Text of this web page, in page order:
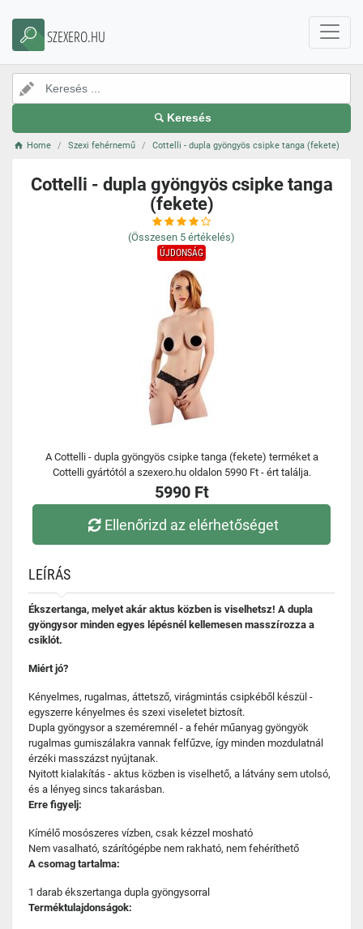
SZEXERO.HU
Keresés
Home Szexi fehérnemű Cottelli - dupla gyöngyös csipke tanga (fekete)
Cottelli - dupla gyöngyös csipke tanga
(fekete)
(Összesen 5 értékelés)
ÚJDONSÁG
A Cottelli - dupla gyöngyös csipke tanga (fekete) terméket a
Cottelli gyártótól a szexero.hu oldalon 5990 Ft - ért találja.
5990 Ft
Ellenőrizd az elérhetőséget
LEÍRÁS
Ékszertanga, melyet akár aktus közben is viselhetsz! A dupla
gyöngysor minden egyes lépésnél kellemesen masszírozza a
csiklót.
Miért jó?
Kényelmes, rugalmas, áttetsző, virágmintás csipkéből készül -
egyszerre kényelmes és szexi viseletet biztosít.
Dupla gyöngysor a szeméremnél - a fehér műanyag gyöngyök
rugalmas gumiszálakra vannak felfűzve, így minden mozdulatnál
érzéki masszázst nyújtanak.
Nyitott kialakítás - aktus közben is viselhető, a látvány sem utolsó,
és a lényeg sincs takarásban.
Erre figyelj:
Kímélő mosószeres vízben, csak kézzel mosható
Nem vasalható, szárítógépbe nem rakható, nem fehéríthető
A csomag tartalma:
1 darab ékszertanga dupla gyöngysorral
Terméktulajdonságok: